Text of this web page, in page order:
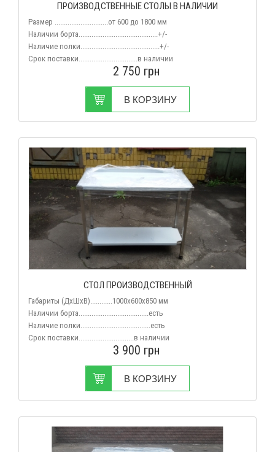
ПРОИЗВОДСТВЕННЫЕ СТОЛЫ В НАЛИЧИИ
Размер .............................от 600 до 1800 мм
Наличии борта...........................................+/-
Наличие полки...........................................+/-
Срок поставки................................в наличии
2 750 грн
В КОРЗИНУ
СТОЛ ПРОИЗВОДСТВЕННЫЙ
Габариты (ДхШхВ)............1000x600x850 мм
Наличии борта......................................есть
Наличие полки......................................есть
Срок поставки..............................в наличии
3 900 грн
В КОРЗИНУ